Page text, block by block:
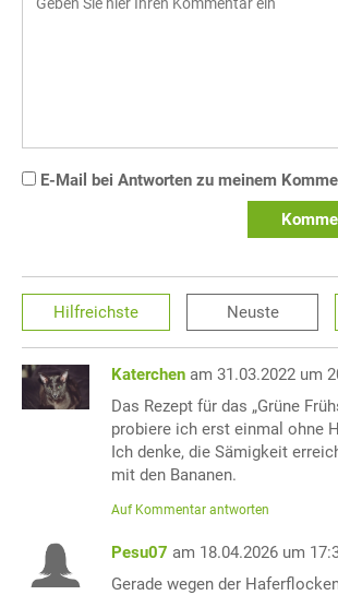
E-Mail bei Antworten zu meinem
Hilfreichste Neuste
Katerchen am 31.03.2022 um
Das Rezept für das „Grüne
probiere ich erst einmal ohne
Ich denke, die Sämigkeit
mit den Bananen.
Auf Kommentar antworten
Pesu07 am 18.04.2026 um
Gerade wegen der